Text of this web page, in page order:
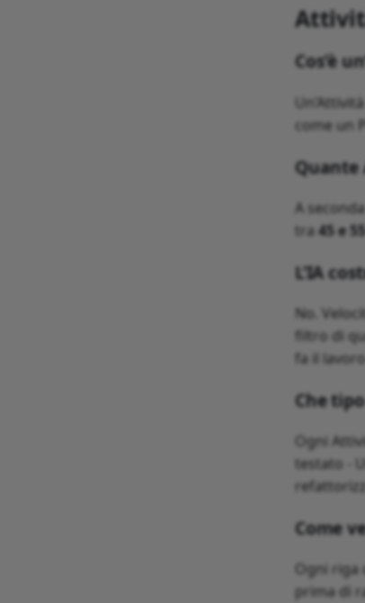
Cos’è
come un
Quante
A
tra45 e
L’IA
No.
filtro di
fa il
Che
Ogni
testato -
Come
Ogni
prima di